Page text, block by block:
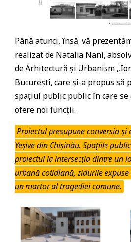
Până atunci, însă, vă
realizat de Natalia Nani,
de Arhitectură și Urbanism
București, care și-a propus să
spațiul public public în care se
ofere noi funcții.
Proiectul presupune conversia și
Yeșive din Chișinău. Spațiile
proiectul la intersecția dintre un
urbană cotidiană, zidurile
un martor al tragediei comune.